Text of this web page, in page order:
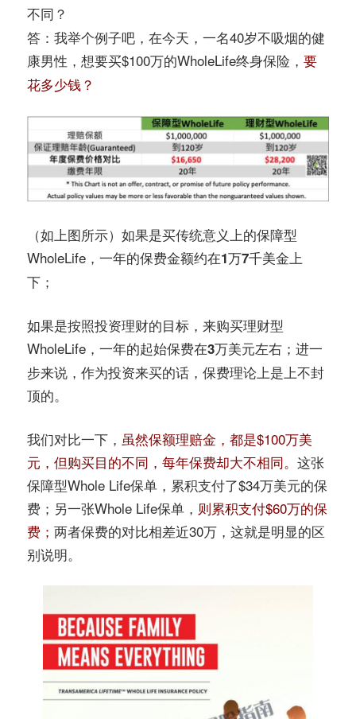
不同？
答：我举个例子吧，在今天，一名40岁不吸烟的健
康男性，想要买$100万的WholeLife终身保险， 要
花多少钱？
（如上图所示）如果是买传统意义上的保障型
WholeLife， 一年的保费金额约在1万7千美金上
下；
如果是按照投资理财的目标，来购买理财型
WholeLife， 一年的起始保费在3万美元左右 ；进一
步来说，作为投资来买的话，保费理论上是上不封
顶的。
我们对比一下， 虽然保额理赔金，都是$100万美
元，但购买目的不同，每年保费却大不相同。 这张
保障型Whole Life保单，累积支付了$34万美元的保
费；另一张Whole Life保单， 则累积支付$60万的保
费； 两者保费的对比相差近30万，这就是明显的区
别说明。